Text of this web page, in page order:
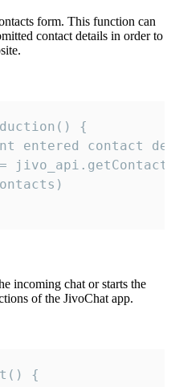
form. This function can
contact details in order to
{
entered contact
incoming chat or starts the
of the JivoChat app.
{